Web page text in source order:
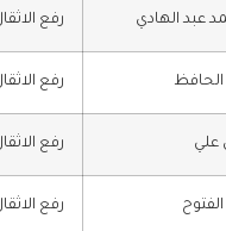
عبد الهادي رفع
رفع
رفع
رفع